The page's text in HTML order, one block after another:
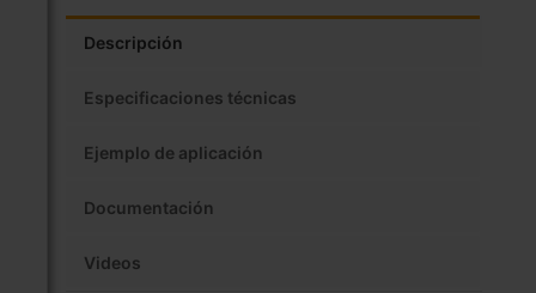
Descripción
Especificaciones técnicas
Ejemplo de aplicación
Documentación
Videos